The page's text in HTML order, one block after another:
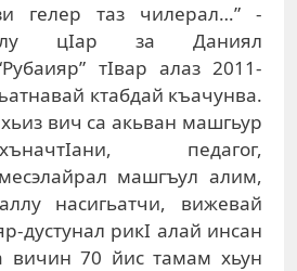
гелер таз чилерал…” -
цIар за Даниял
тIвар алаз 2011-
ктабдай къачунва.
вич са акьван машгьур
педагог,
машгъул алим,
насигьатчи, вижевай
дустунал рикI алай инсан
вичин 70 йис тамам хьун